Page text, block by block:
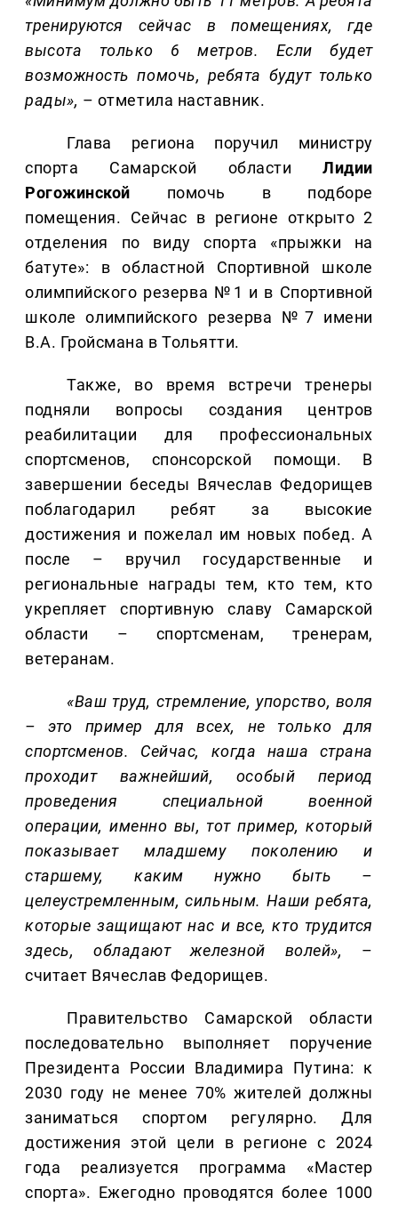
тренируются сейчас в помещениях, где
высота только 6 метров. Если будет
возможность помочь, ребята будут только
рады», – отметила наставник.
Глава региона поручил министру
спорта Самарской областиЛидии
Рогожинской помочь в подборе
помещения. Сейчас в регионе открыто 2
отделения по виду спорта «прыжки на
батуте»: в областной Спортивной школе
олимпийского резерва №1 и в Спортивной
школе олимпийского резерва №7 имени
В.А. Гройсмана в Тольятти.
Также, во время встречи тренеры
подняли вопросы создания центров
реабилитации для профессиональных
спортсменов, спонсорской помощи. В
завершении беседы Вячеслав Федорищев
поблагодарил ребят за высокие
достижения и пожелал им новых побед. А
после – вручил государственные и
региональные награды тем, кто тем, кто
укрепляет спортивную славу Самарской
области – спортсменам, тренерам,
ветеранам.
«Ваш труд, стремление, упорство, воля
– это пример для всех, не только для
спортсменов. Сейчас, когда наша страна
проходит важнейший, особый период
проведения специальной военной
операции, именно вы, тот пример, который
показывает младшему поколению и
старшему, каким нужно быть –
целеустремленным, сильным. Наши ребята,
которые защищают нас и все, кто трудится
здесь, обладают железной волей»,
–
считает Вячеслав Федорищев.
Правительство Самарской области
последовательно выполняет поручение
Президента России Владимира Путина: к
2030 году не менее 70% жителей должны
заниматься спортом регулярно. Для
достижения этой цели в регионе с 2024
года реализуется программа «Мастер
спорта». Ежегодно проводятся более 1000